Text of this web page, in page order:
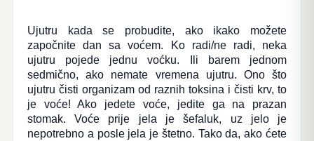
Ujutru kada se probudite, ako ikako možete
započnite dan sa voćem. Ko radi/ne radi, neka
ujutru pojede jednu voćku. Ili barem jednom
sedmično, ako nemate vremena ujutru. Ono što
ujutru čisti organizam od raznih toksina i čisti krv, to
je voće! Ako jedete voće, jedite ga na prazan
stomak. Voće prije jela je šefaluk, uz jelo je
nepotrebno a posle jela je štetno. Tako da, ako ćete